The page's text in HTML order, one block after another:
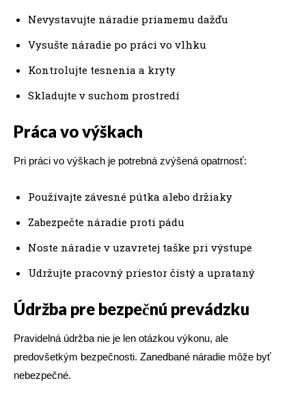
Nevystavujte náradie priamemu dažďu
Vysušte náradie po práci vo vlhku
Kontrolujte tesnenia a kryty
Skladujte v suchom prostredí
Práca vo výškach
Pri práci vo výškach je potrebná zvýšená opatrnosť:
Používajte závesné pútka alebo držiaky
Zabezpečte náradie proti pádu
Noste náradie v uzavretej taške pri výstupe
Udržujte pracovný priestor čistý a uprataný
Údržba pre bezpečnú prevádzku
Pravidelná údržba nie je len otázkou výkonu, ale
predovšetkým bezpečnosti. Zanedbané náradie môže byť
nebezpečné.